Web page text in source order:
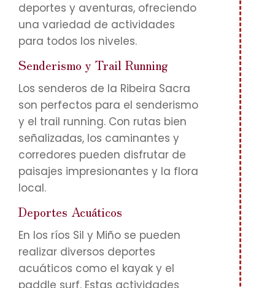
deportes y aventuras, ofreciendo
una variedad de actividades
para todos los niveles.
Senderismo y Trail Running
Los senderos de la Ribeira Sacra
son perfectos para el senderismo
y el trail running. Con rutas bien
señalizadas, los caminantes y
corredores pueden disfrutar de
paisajes impresionantes y la flora
local.
Deportes Acuáticos
En los ríos Sil y Miño se pueden
realizar diversos deportes
acuáticos como el kayak y el
paddle surf. Estas actividades